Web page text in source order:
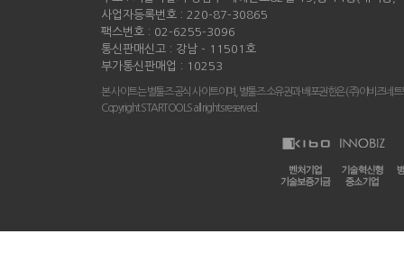
사업자등록번호 : 220-87-30865
팩스번호 : 02-6255-3096
통신판매신고 : 강남 - 11501호
부가통신판매업 : 10253
본 사이트는 별툴즈 공식 사이트이며, 별툴즈 소유권과 배포권한은 (주)이비즈네
Copyright STARTOOLS all rights reserved.